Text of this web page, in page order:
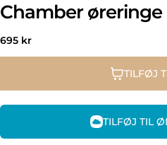
Chamber øreringe
Normal
pris
695 kr
TILFØJ
TILFØJ TIL